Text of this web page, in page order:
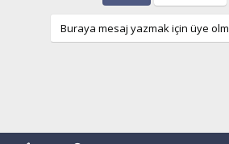
Buraya mesaj yazmak için üye